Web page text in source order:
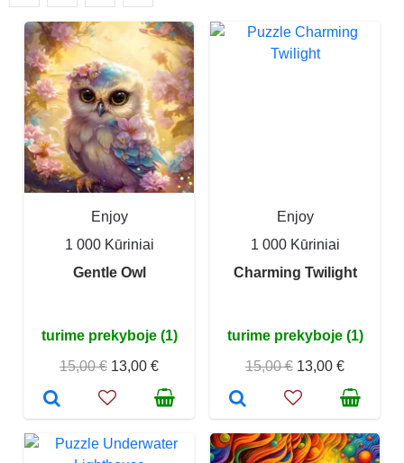
Enjoy
1 000 Kūriniai
Gentle Owl
turime prekyboje (1)
15,00 € 13,00 €
Enjoy
1 000 Kūriniai
Charming Twilight
turime prekyboje (1)
15,00 € 13,00 €